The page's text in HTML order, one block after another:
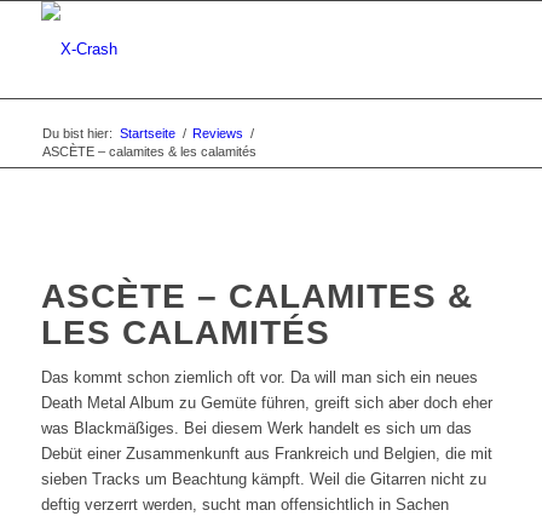
Du bist hier: Startseite / Reviews /
ASCÈTE – calamites & les calamités
ASCÈTE – CALAMITES &
LES CALAMITÉS
Das kommt schon ziemlich oft vor. Da will man sich ein neues
Death Metal Album zu Gemüte führen, greift sich aber doch eher
was Blackmäßiges. Bei diesem Werk handelt es sich um das
Debüt einer Zusammenkunft aus Frankreich und Belgien, die mit
sieben Tracks um Beachtung kämpft. Weil die Gitarren nicht zu
deftig verzerrt werden, sucht man offensichtlich in Sachen